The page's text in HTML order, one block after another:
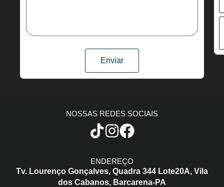
Enviar
ENDEREÇO
Tv. Lourenço Gonçalves, Quadra 344 Lote20A, Vila
dos Cabanos, Barcarena-PA
NOSSAS REDES SOCIAIS